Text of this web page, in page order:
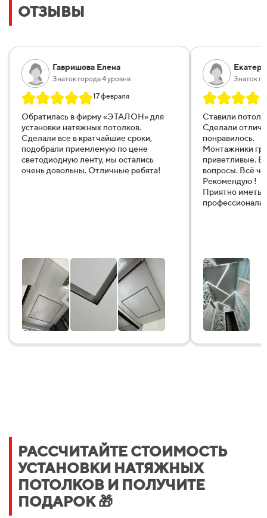
ОТЗЫВЫ
Гавришова Елена
Знаток города 4 уровня
17 февраля
Обратилась в фирму «ЭТАЛОН» для
установки натяжных потолков.
Сделали все в кратчайшие сроки,
подобрали приемлемую по цене
светодиодную ленту, мы остались
очень довольны. Отличные ребята!
Знаток
Ставили
Сделали
понравилось.
Монтажники
приветливые.
вопросы. Всё
Рекомендую !
Приятно иметь
РАССЧИТАЙТЕ СТОИМОСТЬ
УСТАНОВКИ НАТЯЖНЫХ
ПОТОЛКОВ И ПОЛУЧИТЕ
ПОДАРОК 🎁